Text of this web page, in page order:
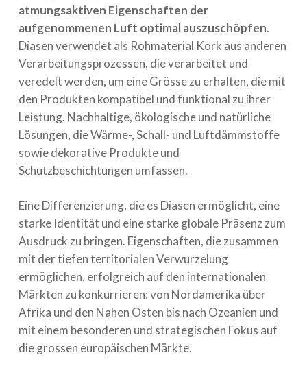
atmungsaktiven Eigenschaften der
aufgenommenen Luft optimal auszuschöpfen.
Diasen verwendet als Rohmaterial Kork aus anderen
Verarbeitungsprozessen, die verarbeitet und
veredelt werden, um eine Grösse zu erhalten, die mit
den Produkten kompatibel und funktional zu ihrer
Leistung. Nachhaltige, ökologische und natürliche
Lösungen, die Wärme-, Schall- und Luftdämmstoffe
sowie dekorative Produkte und
Schutzbeschichtungen umfassen.
Eine Differenzierung, die es Diasen ermöglicht, eine
starke Identität und eine starke globale Präsenz zum
Ausdruck zu bringen. Eigenschaften, die zusammen
mit der tiefen territorialen Verwurzelung
ermöglichen, erfolgreich auf den internationalen
Märkten zu konkurrieren: von Nordamerika über
Afrika und den Nahen Osten bis nach Ozeanien und
mit einem besonderen und strategischen Fokus auf
die grossen europäischen Märkte.